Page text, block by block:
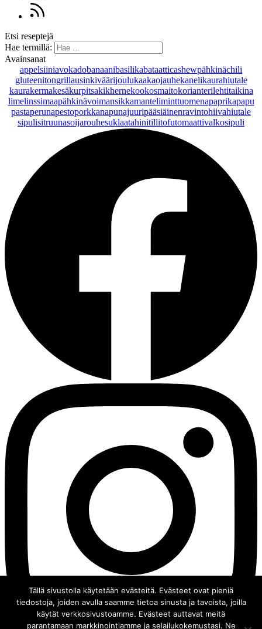
Etsi reseptejä
Hae termillä:
Avainsanat
appelsiiniavokadobanaanibasilikabataatticashewpähkinächili
gluteenitongrillausinkiväärijoulukaakaojauhekanelikaurahiutale
kaurakermakesäkurpitsakikhernekookosmaitokorianterilehtitaikina
limelinssimaapähkinävoimansikkamanteliminttuomenapaprikapapu
pastaperunapestoporkkanapunajuuripääsiäinenravintohiivahiutale
sipulisitruunasoijarouhesuklaatahinitillitofutomaattivalkosipuli
Tällä sivustolla käytetään evästeitä. Evästeet ovat pieniä
tiedostoja, joiden avulla saamme tietoa sinusta ja tavoista, joilla
käytät verkkosivustoamme. Evästeet auttavat meitä
parantamaan markkinointiamme ja selailukokemustasi. Ne